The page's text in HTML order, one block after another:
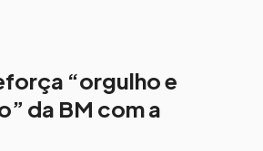
“orgulho e
da BM com a